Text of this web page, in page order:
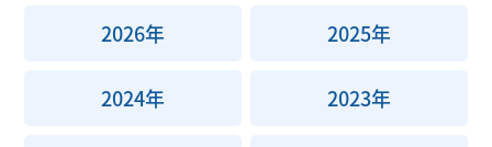
2026年 2025年
2024年 2023年